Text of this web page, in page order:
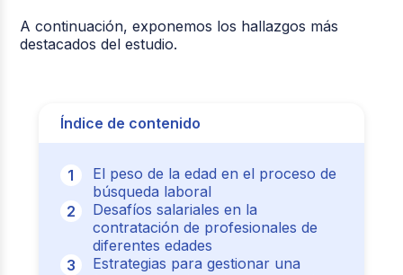
A continuación, exponemos los hallazgos más
destacados del estudio.
Índice de contenido
El peso de la edad en el proceso de
búsqueda laboral
Desafíos salariales en la
contratación de profesionales de
diferentes edades
Estrategias para gestionar una